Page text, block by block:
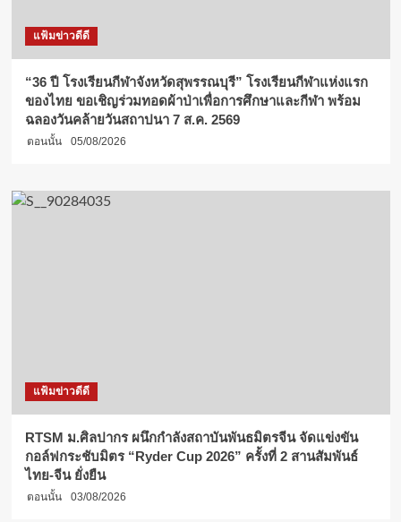
แฟ้มข่าวดีดี
“36 ปี โรงเรียนกีฬาจังหวัดสุพรรณบุรี” โรงเรียนกีฬาแห่งแรก
ของไทย ขอเชิญร่วมทอดผ้าป่าเพื่อการศึกษาและกีฬา พร้อม
ฉลองวันคล้ายวันสถาปนา 7 ส.ค. 2569
ตอนนั้น 05/08/2026
แฟ้มข่าวดีดี
RTSM ม.ศิลปากร ผนึกกำลังสถาบันพันธมิตรจีน จัดแข่งขัน
กอล์ฟกระชับมิตร “Ryder Cup 2026” ครั้งที่ 2 สานสัมพันธ์
ไทย-จีน ยั่งยืน
ตอนนั้น 03/08/2026